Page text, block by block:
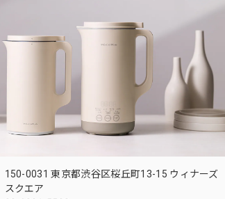
150-0031 東京都渋谷区桜丘町13-15 ウィナーズ
スクエア